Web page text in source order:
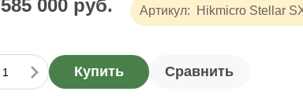
Артикул: Hikmicro Stellar
585 000 руб.
Купить Сравнить